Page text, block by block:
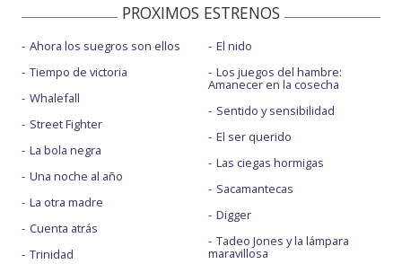
PROXIMOS ESTRENOS
Ahora los suegros son ellos
Tiempo de victoria
Whalefall
Street Fighter
La bola negra
Una noche al año
La otra madre
Cuenta atrás
Trinidad
El nido
Los juegos del hambre:
Amanecer en la cosecha
Sentido y sensibilidad
El ser querido
Las ciegas hormigas
Sacamantecas
Digger
Tadeo Jones y la lámpara
maravillosa